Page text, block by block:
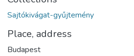
Sajtókivágat-gyűjtemény
Place, address
Budapest